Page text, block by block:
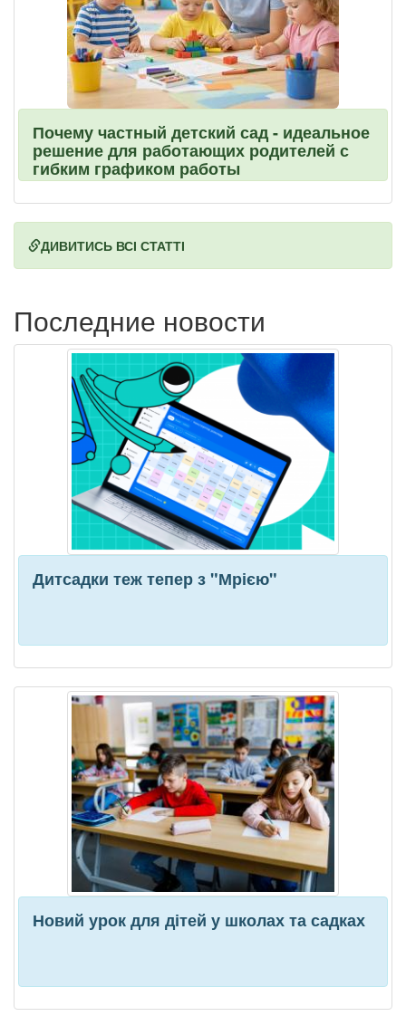
Почему частный детский сад - идеальное
решение для работающих родителей с
гибким графиком работы
ДИВИТИСЬ ВСІ СТАТТІ
Последние новости
Дитсадки теж тепер з "Мрією"
Новий урок для дітей у школах та садках